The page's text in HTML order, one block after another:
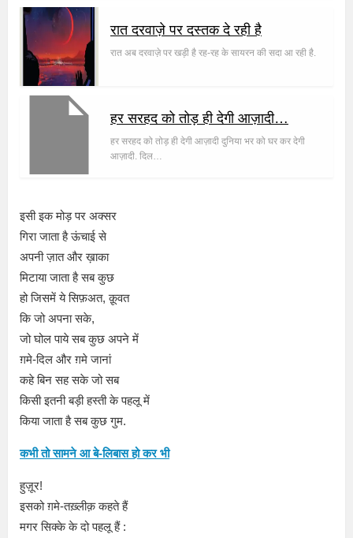
रात दरवाज़े पर दस्तक दे रही है
रात अब दरवाज़े पर खड़ी है रह-रह के सायरन की सदा आ रही है.
हर सरहद को तोड़ ही देगी आज़ादी…
हर सरहद को तोड़ ही देगी आज़ादी दुनिया भर को घर कर देगी
आज़ादी. दिल…
इसी इक मोड़ पर अक्सर
गिरा जाता है ऊंचाई से
अपनी ज़ात और ख़ाका
मिटाया जाता है सब कुछ
हो जिसमें ये सिफ़अत, क़ूवत
कि जो अपना सके,
जो घोल पाये सब कुछ अपने में
ग़मे-दिल और ग़मे जानां
कहे बिन सह सके जो सब
किसी इतनी बड़ी हस्ती के पहलू में
किया जाता है सब कुछ गुम.
कभी तो सामने आ बे-लिबास हो कर भी
हुज़ूर!
इसको ग़मे-तख़्लीक़ कहते हैं
मगर सिक्के के दो पहलू हैं :